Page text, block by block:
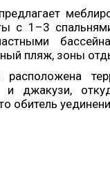
с 1–3
пляж, зоны
и джакузи,
обитель